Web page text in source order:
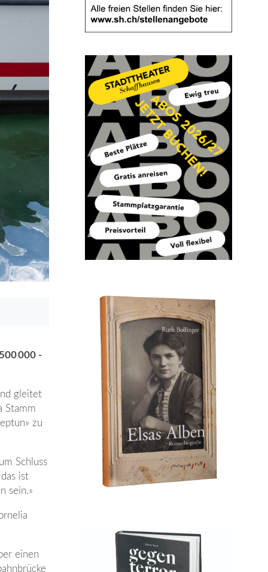
000
gleitet
Stamm
zu
Schluss
ist
sein.»
einen